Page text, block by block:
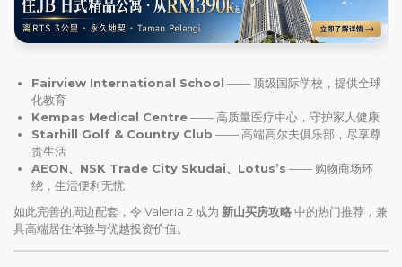
Fairview International School —— 顶级国际学校，提供全球
化教育
Kempas Medical Centre—— 高质量医疗中心，守护家人健康
Starhill Golf & Country Club —— 高端高尔夫俱乐部，尽享尊
贵生活
AEON、NSK Trade City Skudai、Lotus’s —— 购物商场环
绕，生活便利无忧
如此完善的周边配套，令 Valeria 2 成为 新山买房攻略中的热门推荐，兼
具高端居住体验与优越投资价值。